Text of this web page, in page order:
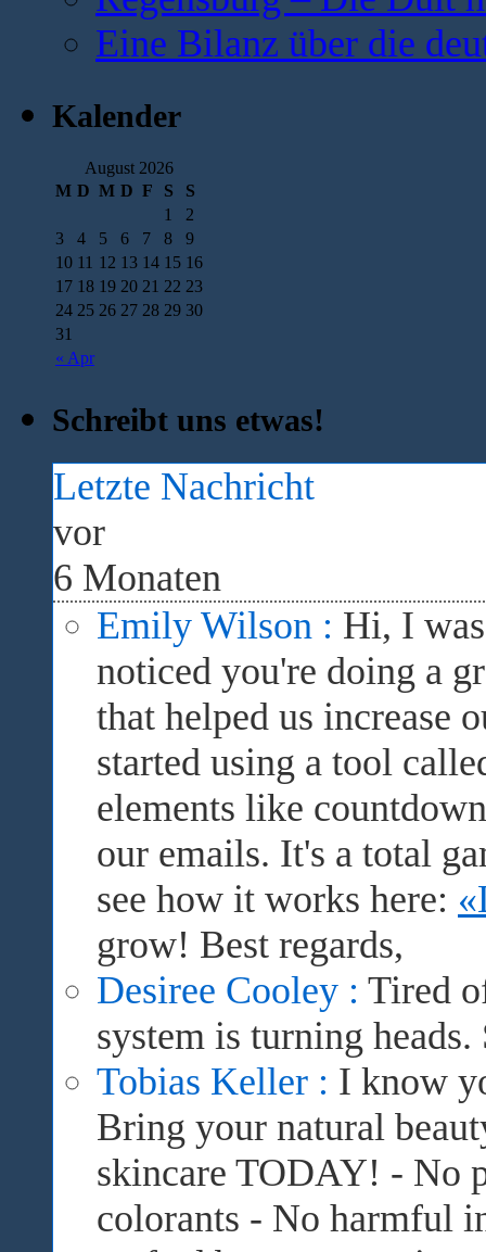
Eine Bilanz über die
Kalender
August 2026
M D M D F S S
« Apr
1
2
3
4 5 6 7 8
9
10 11 12 13 14 15 16
17 18 19 20 21 22 23
24 25 26 27 28 29 30
31
Schreibt uns etwas!
Letzte Nachricht
vor
6 Monaten
Emily Wilson : Hi, I
noticed you're doing a
that helped us increase
started using a tool
elements like
our emails. It's a total
see how it works here:
grow! Best regards,
Desiree Cooley : Tired
system is turning
Tobias Keller : I know
Bring your natural
skincare TODAY! - No
colorants - No harmful